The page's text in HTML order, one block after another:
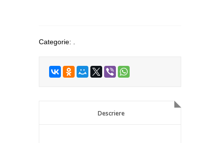
Categorie:
Descriere
Descriere